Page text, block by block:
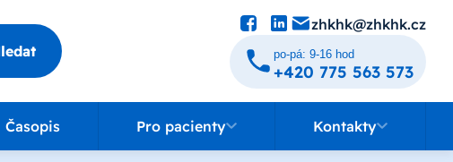
zhkhk@zhkhk.cz
po-pá: 9-16 hod
+420 775 563 573
Časopis Pro pacienty Kontakty